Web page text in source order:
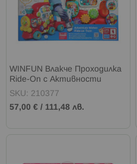
WINFUN Влакче Проходилка
Ride-On с Активности
SKU: 210377
57,00 € / 111,48 лв.